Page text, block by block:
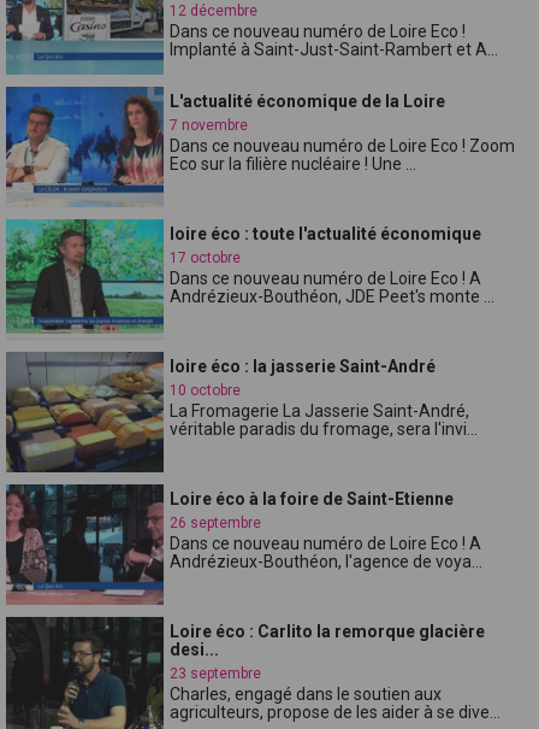
12 décembre
Dans ce nouveau numéro de Loire Eco !
Implanté à Saint-Just-Saint-Rambert et A...
L'actualité économique de la Loire
7 novembre
Dans ce nouveau numéro de Loire Eco ! Zoom
Eco sur la filière nucléaire ! Une ...
loire éco : toute l'actualité économique
17 octobre
Dans ce nouveau numéro de Loire Eco ! A
Andrézieux-Bouthéon, JDE Peet's monte ...
loire éco : la jasserie Saint-André
10 octobre
La Fromagerie La Jasserie Saint-André,
véritable paradis du fromage, sera l'invi...
Loire éco à la foire de Saint-Etienne
26 septembre
Dans ce nouveau numéro de Loire Eco ! A
Andrézieux-Bouthéon, l'agence de voya...
Loire éco : Carlito la remorque glacière
desi...
23 septembre
Charles, engagé dans le soutien aux
agriculteurs, propose de les aider à se dive...